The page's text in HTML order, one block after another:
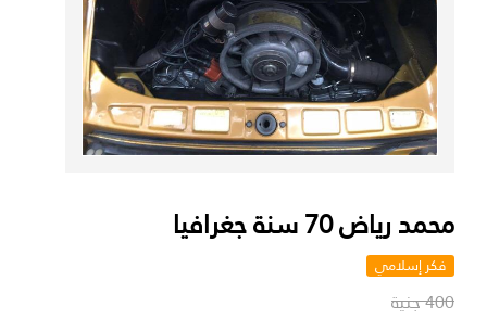
محمد رياض 70 سنة جغرافيا
فكر إسلامي
400 جنية